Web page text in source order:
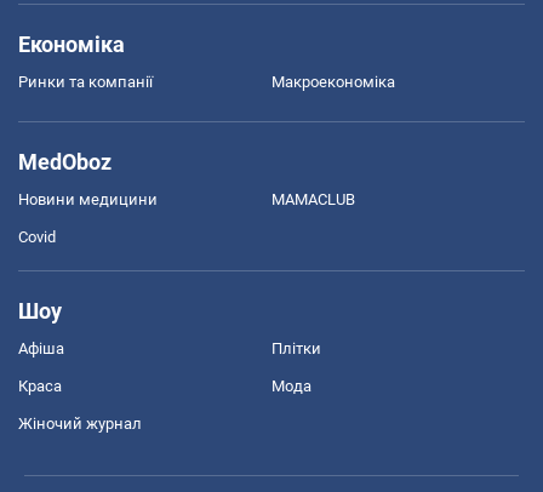
Економіка
Ринки та компанії Макроекономіка
MedOboz
Новини медицини MAMACLUB
Covid
Шоу
Афіша Плітки
Краса Мода
Жіночий журнал